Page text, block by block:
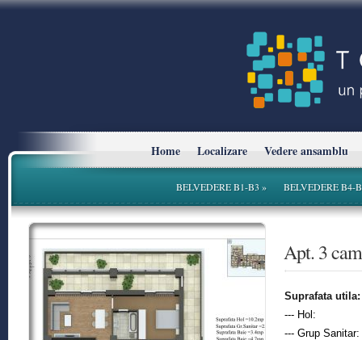
Home Localizare Vedere ansamblu
BELVEDERE B1-B3» BELVEDERE B4-
* Planurile si suprafetele sunt cu titlu informativ.
Apt. 3
Suprafata utila:
--- Hol:
--- Grup Sanitar: